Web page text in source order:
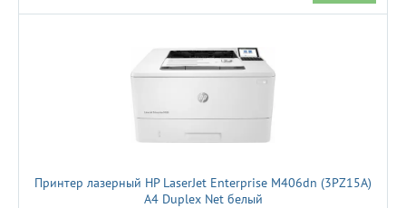
Принтер лазерный HP LaserJet Enterprise M406dn (3PZ15A)
A4 Duplex Net белый